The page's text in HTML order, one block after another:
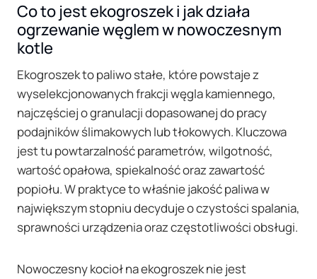
Co to jest ekogroszek i jak działa
ogrzewanie węglem w nowoczesnym
kotle
Ekogroszek to paliwo stałe, które powstaje z
wyselekcjonowanych frakcji węgla kamiennego,
najczęściej o granulacji dopasowanej do pracy
podajników ślimakowych lub tłokowych. Kluczowa
jest tu powtarzalność parametrów, wilgotność,
wartość opałowa, spiekalność oraz zawartość
popiołu. W praktyce to właśnie jakość paliwa w
największym stopniu decyduje o czystości spalania,
sprawności urządzenia oraz częstotliwości obsługi.
Nowoczesny kocioł na ekogroszek nie jest